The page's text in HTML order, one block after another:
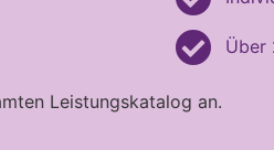
Über
Leistungskatalog an.